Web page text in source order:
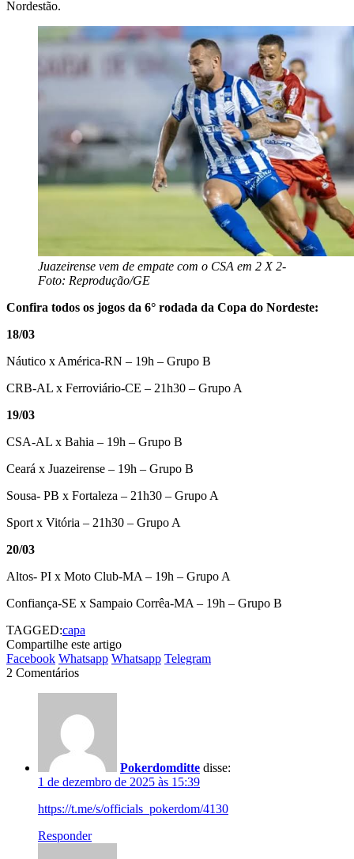
Nordestão.
Juazeirense vem de empate com o CSA em 2 X 2-
Foto: Reprodução/GE
Confira todos os jogos da 6° rodada da Copa do Nordeste:
18/03
Náutico x América-RN – 19h – Grupo B
CRB-AL x Ferroviário-CE – 21h30 – Grupo A
19/03
CSA-AL x Bahia – 19h – Grupo B
Ceará x Juazeirense – 19h – Grupo B
Sousa- PB x Fortaleza – 21h30 – Grupo A
Sport x Vitória – 21h30 – Grupo A
20/03
Altos- PI x Moto Club-MA – 19h – Grupo A
Confiança-SE x Sampaio Corrêa-MA – 19h – Grupo B
TAGGED:capa
Compartilhe este artigo
Facebook Whatsapp Whatsapp Telegram
2 Comentários
Pokerdomditte disse:
1 de dezembro de 2025 às 15:39
https://t.me/s/officials_pokerdom/4130
Responder